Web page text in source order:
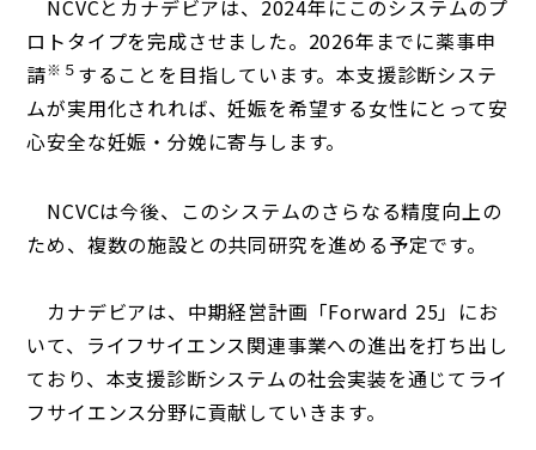
NCVCとカナデビアは、2024年にこのシステムのプ
ロトタイプを完成させました。2026年までに薬事申
請※５ することを目指しています。本支援診断システ
ムが実用化されれば、妊娠を希望する女性にとって安
心安全な妊娠・分娩に寄与します。
NCVCは今後、このシステムのさらなる精度向上の
ため、複数の施設との共同研究を進める予定です。
カナデビアは、中期経営計画「Forward 25」にお
いて、ライフサイエンス関連事業への進出を打ち出し
ており、本支援診断システムの社会実装を通じてライ
フサイエンス分野に貢献していきます。